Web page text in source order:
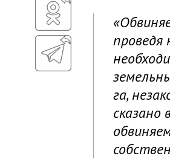
проведя
га,
сказано